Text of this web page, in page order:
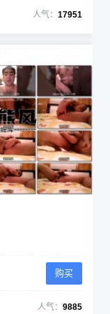
人气： 17951
购买
人气： 9885